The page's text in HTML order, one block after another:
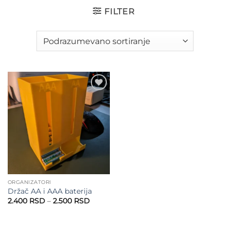
FILTER
Add to
wishlist
ORGANIZATORI
Držač AA i AAA baterija
2.400 RSD – 2.500 RSDRaspon